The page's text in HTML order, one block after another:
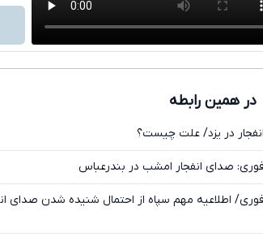
در همین رابطه
انفجار در یزد/ علت چیست؟
فوری: صدای انفجار امشب در بندرعباس
فوری/ اطلاعیه مهم سپاه از احتمال شنیده شدن صدای